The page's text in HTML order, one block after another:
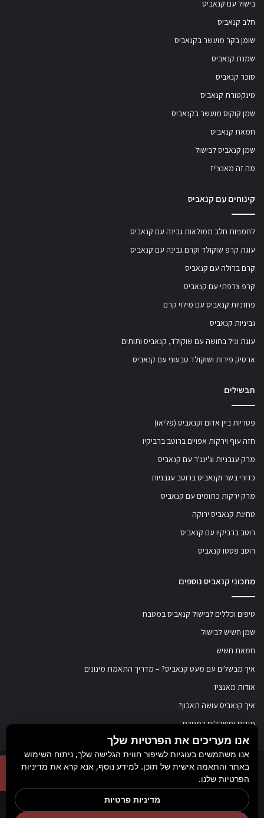
בישול עם קנאביס
חלב קנאביס
שומן בקר מועשר בקנאביס
שמנת קנאביס
סוכר קנאביס
טינקטורת קנאביס
שמן קוקוס מועשר בקנאביס
חמאת קנאביס
שמן קנאביס לבישול
מה זה מאנצ'יז
קינוחים עם קנאביס
לחמניות חלב ממולאות גבינה עם קנאביס
עוגת קרפ שוקולד וקרם גבינה עם קנאביס
קרם ברולה עם קנאביס
קרפ צרפתי עם קנאביס
פחזניות קנאביס עם מילוי קרם
גביניות קנאביס
עוגת וניל בחושה עם שוקולד, קנאביס ותותים
ארטיק פירות ושוקולד טבעוני עם קנאביס
תבשילים
פטריות ביין אדום וקנאביס (פליאו)
חזה עוף וירקות אפויים ברוטב ברביקיו
מרק עגבניות וג'ינג'ר עם קנאביס
כדורי בשר וקנאביס ברוטב עגבניות
מרק ירקות כתומים עם קנאביס
טחינת קנאביס ירוקה
רוטב ברביקיו עם קנאביס
רוטב פסטו קנאביס
מתכוני קנאביס נוספים
טיפים וכללים לבישול קנאביס במטבח
שמן חשיש לבישול
חמאת חשיש
איך מבשלים עם מעט קנאביס? – מדריך התאמת מינונים
אודות מאנציז
איך קנאביס עושה תאבון?
מידות ומשקלים במטבח
© כל הזכויות שמורות למאנציז
, 2017-2026. אין במידע באתר זה תחליף להוועצות עם
רופא או רוקח בטרם רכישת תכשיר והתחלת הטיפול בו. יש לעיין בעלון לצרכן לפני
השימוש בתכשיר. מומלץ להתייעץ עם הרוקח בכל הנוגע למטרות ואופן השימוש,
אנו מעריכים את הפרטיות שלך
אנו משתמשים בעוגיות לשיפור חווית הגלישה שלך, ניתוח השימוש
באתר והתאמה אישית של תוכן. למידע נוסף, אנא קרא את מדיניות
הפרטיות שלנו.
מדיניות פרטיות